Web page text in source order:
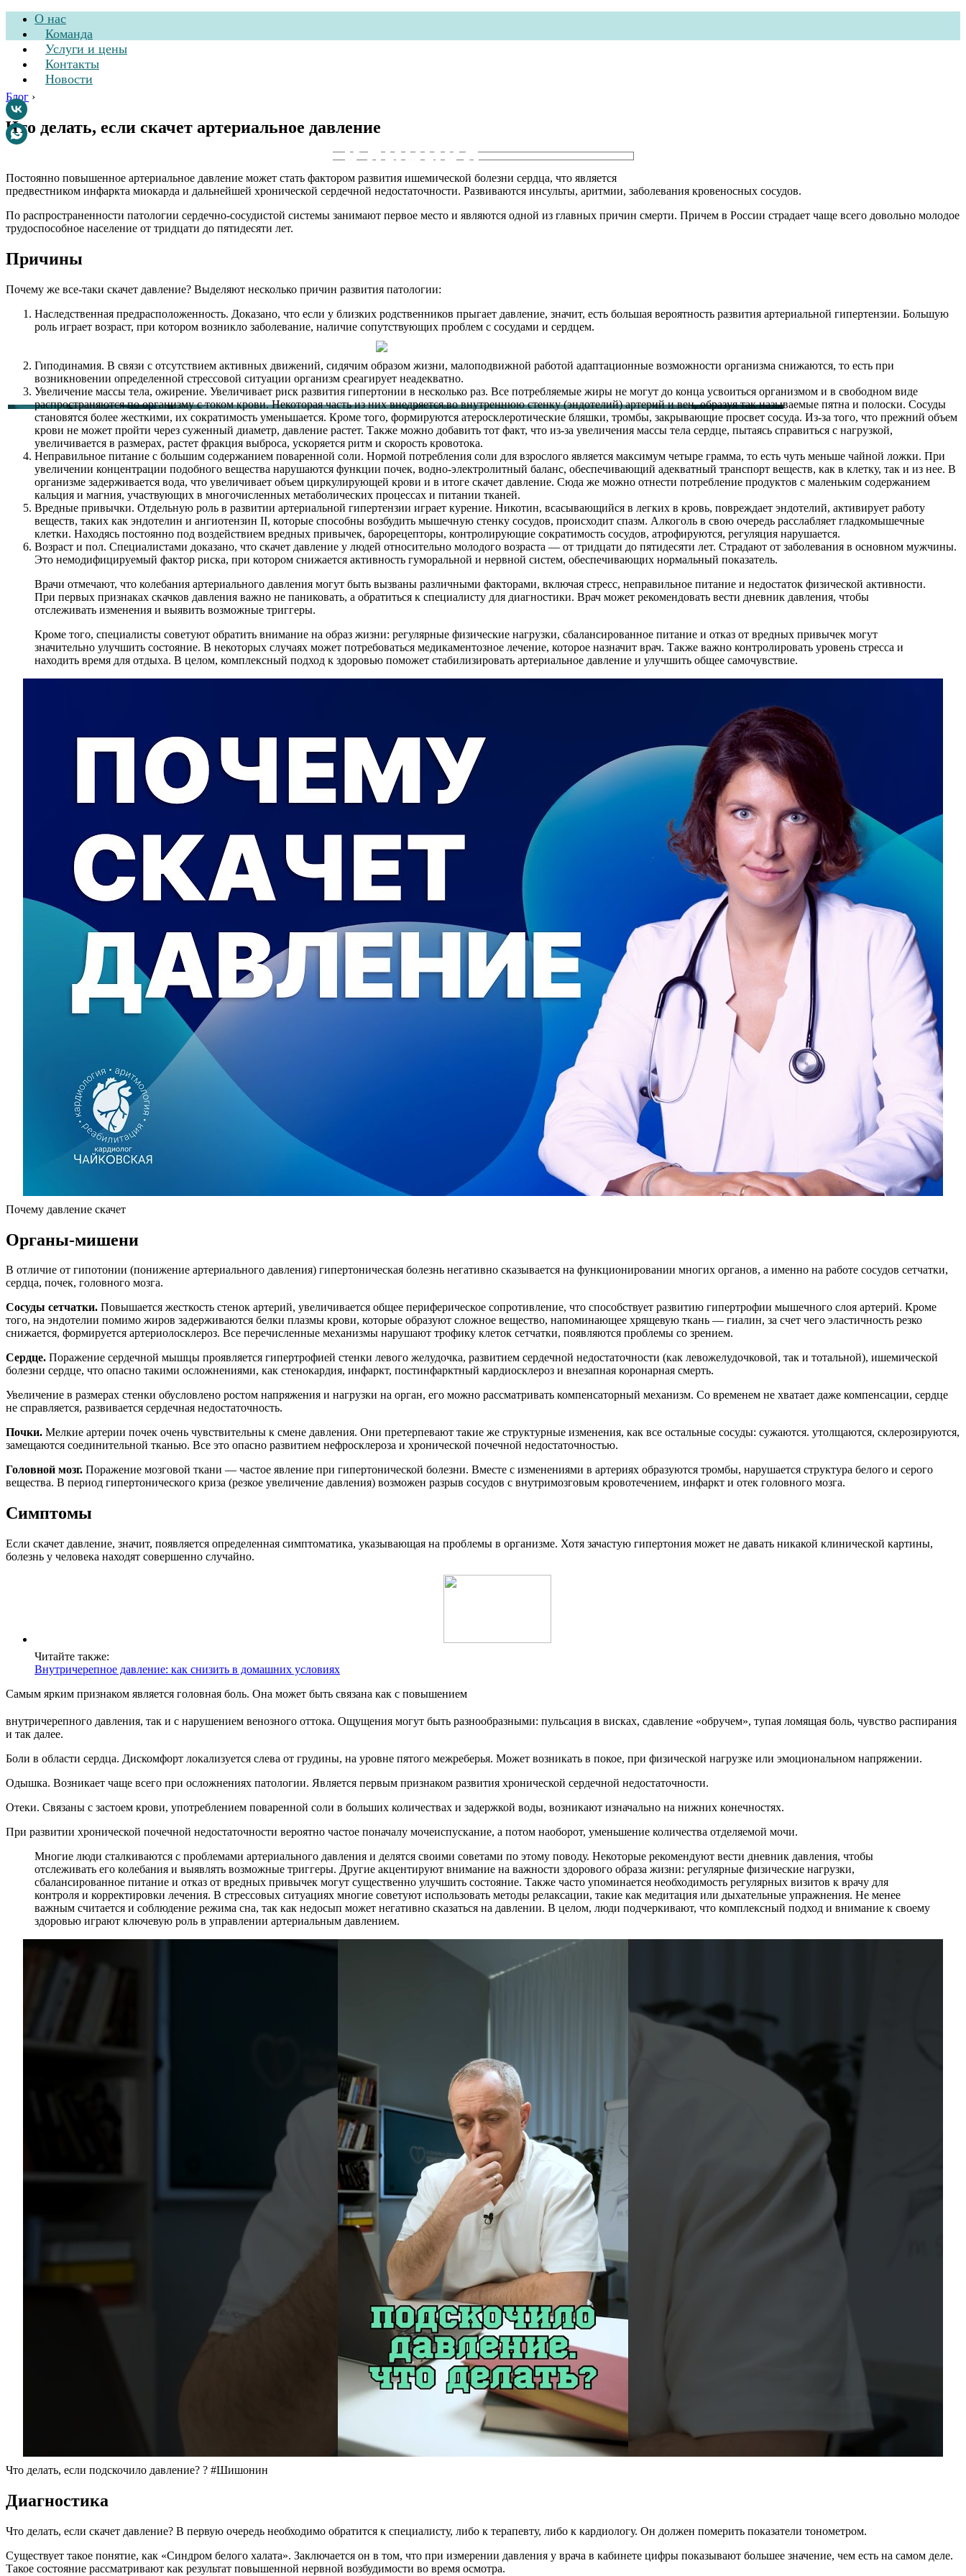
О нас
Команда
Услуги и цены
Контакты
Новости
Стоматологическая клиника
Блог ›
Что делать, если скачет артериальное давление
Постоянно повышенное артериальное давление может стать фактором развития ишемической болезни сердца, что является
предвестником инфаркта миокарда и дальнейшей хронической сердечной недостаточности. Развиваются инсульты, аритмии, заболевания кровеносных сосудов.
По распространенности патологии сердечно-сосудистой системы занимают первое место и являются одной из главных причин смерти. Причем в России страдает чаще всего довольно молодое
трудоспособное население от тридцати до пятидесяти лет.
Причины
Почему же все-таки скачет давление? Выделяют несколько причин развития патологии:
Наследственная предрасположенность. Доказано, что если у близких родственников прыгает давление, значит, есть большая вероятность развития артериальной гипертензии. Большую
роль играет возраст, при котором возникло заболевание, наличие сопутствующих проблем с сосудами и сердцем.
Гиподинамия. В связи с отсутствием активных движений, сидячим образом жизни, малоподвижной работой адаптационные возможности организма снижаются, то есть при
возникновении определенной стрессовой ситуации организм среагирует неадекватно.
Увеличение массы тела, ожирение. Увеличивает риск развития гипертонии в несколько раз. Все потребляемые жиры не могут до конца усвоиться организмом и в свободном виде
распространяются по организму с током крови. Некоторая часть из них внедряется во внутреннюю стенку (эндотелий) артерий и вен, образуя так называемые пятна и полоски. Сосуды
становятся более жесткими, их сократимость уменьшается. Кроме того, формируются атеросклеротические бляшки, тромбы, закрывающие просвет сосуда. Из-за того, что прежний объем
крови не может пройти через суженный диаметр, давление растет. Также можно добавить тот факт, что из-за увеличения массы тела сердце, пытаясь справиться с нагрузкой,
увеличивается в размерах, растет фракция выброса, ускоряется ритм и скорость кровотока.
Неправильное питание с большим содержанием поваренной соли. Нормой потребления соли для взрослого является максимум четыре грамма, то есть чуть меньше чайной ложки. При
увеличении концентрации подобного вещества нарушаются функции почек, водно-электролитный баланс, обеспечивающий адекватный транспорт веществ, как в клетку, так и из нее. В
организме задерживается вода, что увеличивает объем циркулирующей крови и в итоге скачет давление. Сюда же можно отнести потребление продуктов с маленьким содержанием
кальция и магния, участвующих в многочисленных метаболических процессах и питании тканей.
Вредные привычки. Отдельную роль в развитии артериальной гипертензии играет курение. Никотин, всасывающийся в легких в кровь, повреждает эндотелий, активирует работу
веществ, таких как эндотелин и ангиотензин II, которые способны возбудить мышечную стенку сосудов, происходит спазм. Алкоголь в свою очередь расслабляет гладкомышечные
клетки. Находясь постоянно под воздействием вредных привычек, барорецепторы, контролирующие сократимость сосудов, атрофируются, регуляция нарушается.
Возраст и пол. Специалистами доказано, что скачет давление у людей относительно молодого возраста — от тридцати до пятидесяти лет. Страдают от заболевания в основном мужчины.
Это немодифицируемый фактор риска, при котором снижается активность гуморальной и нервной систем, обеспечивающих нормальный показатель.
Врачи отмечают, что колебания артериального давления могут быть вызваны различными факторами, включая стресс, неправильное питание и недостаток физической активности.
При первых признаках скачков давления важно не паниковать, а обратиться к специалисту для диагностики. Врач может рекомендовать вести дневник давления, чтобы
отслеживать изменения и выявить возможные триггеры.
Кроме того, специалисты советуют обратить внимание на образ жизни: регулярные физические нагрузки, сбалансированное питание и отказ от вредных привычек могут
значительно улучшить состояние. В некоторых случаях может потребоваться медикаментозное лечение, которое назначит врач. Также важно контролировать уровень стресса и
находить время для отдыха. В целом, комплексный подход к здоровью поможет стабилизировать артериальное давление и улучшить общее самочувствие.
Почему давление скачет
Органы-мишени
В отличие от гипотонии (понижение артериального давления) гипертоническая болезнь негативно сказывается на функционировании многих органов, а именно на работе сосудов сетчатки,
сердца, почек, головного мозга.
Сосуды сетчатки. Повышается жесткость стенок артерий, увеличивается общее периферическое сопротивление, что способствует развитию гипертрофии мышечного слоя артерий. Кроме
того, на эндотелии помимо жиров задерживаются белки плазмы крови, которые образуют сложное вещество, напоминающее хрящевую ткань — гиалин, за счет чего эластичность резко
снижается, формируется артериолосклероз. Все перечисленные механизмы нарушают трофику клеток сетчатки, появляются проблемы со зрением.
Сердце. Поражение сердечной мышцы проявляется гипертрофией стенки левого желудочка, развитием сердечной недостаточности (как левожелудочковой, так и тотальной), ишемической
болезни сердце, что опасно такими осложнениями, как стенокардия, инфаркт, постинфарктный кардиосклероз и внезапная коронарная смерть.
Увеличение в размерах стенки обусловлено ростом напряжения и нагрузки на орган, его можно рассматривать компенсаторный механизм. Со временем не хватает даже компенсации, сердце
не справляется, развивается сердечная недостаточность.
Почки. Мелкие артерии почек очень чувствительны к смене давления. Они претерпевают такие же структурные изменения, как все остальные сосуды: сужаются. утолщаются, склерозируются,
замещаются соединительной тканью. Все это опасно развитием нефросклероза и хронической почечной недостаточностью.
Головной мозг. Поражение мозговой ткани — частое явление при гипертонической болезни. Вместе с изменениями в артериях образуются тромбы, нарушается структура белого и серого
вещества. В период гипертонического криза (резкое увеличение давления) возможен разрыв сосудов с внутримозговым кровотечением, инфаркт и отек головного мозга.
Симптомы
Если скачет давление, значит, появляется определенная симптоматика, указывающая на проблемы в организме. Хотя зачастую гипертония может не давать никакой клинической картины,
болезнь у человека находят совершенно случайно.
Читайте также:
Внутричерепное давление: как снизить в домашних условиях
Самым ярким признаком является головная боль. Она может быть связана как с повышением
внутричерепного давления, так и с нарушением венозного оттока. Ощущения могут быть разнообразными: пульсация в висках, сдавление «обручем», тупая ломящая боль, чувство распирания
и так далее.
Боли в области сердца. Дискомфорт локализуется слева от грудины, на уровне пятого межреберья. Может возникать в покое, при физической нагрузке или эмоциональном напряжении.
Одышка. Возникает чаще всего при осложнениях патологии. Является первым признаком развития хронической сердечной недостаточности.
Отеки. Связаны с застоем крови, употреблением поваренной соли в больших количествах и задержкой воды, возникают изначально на нижних конечностях.
При развитии хронической почечной недостаточности вероятно частое поначалу мочеиспускание, а потом наоборот, уменьшение количества отделяемой мочи.
Многие люди сталкиваются с проблемами артериального давления и делятся своими советами по этому поводу. Некоторые рекомендуют вести дневник давления, чтобы
отслеживать его колебания и выявлять возможные триггеры. Другие акцентируют внимание на важности здорового образа жизни: регулярные физические нагрузки,
сбалансированное питание и отказ от вредных привычек могут существенно улучшить состояние. Также часто упоминается необходимость регулярных визитов к врачу для
контроля и корректировки лечения. В стрессовых ситуациях многие советуют использовать методы релаксации, такие как медитация или дыхательные упражнения. Не менее
важным считается и соблюдение режима сна, так как недосып может негативно сказаться на давлении. В целом, люди подчеркивают, что комплексный подход и внимание к своему
здоровью играют ключевую роль в управлении артериальным давлением.
Что делать, если подскочило давление? ? #Шишонин
Диагностика
Что делать, если скачет давление? В первую очередь необходимо обратится к специалисту, либо к терапевту, либо к кардиологу. Он должен померить показатели тонометром.
Существует такое понятие, как «Синдром белого халата». Заключается он в том, что при измерении давления у врача в кабинете цифры показывают большее значение, чем есть на самом деле.
Такое состояние рассматривают как результат повышенной нервной возбудимости во время осмотра.